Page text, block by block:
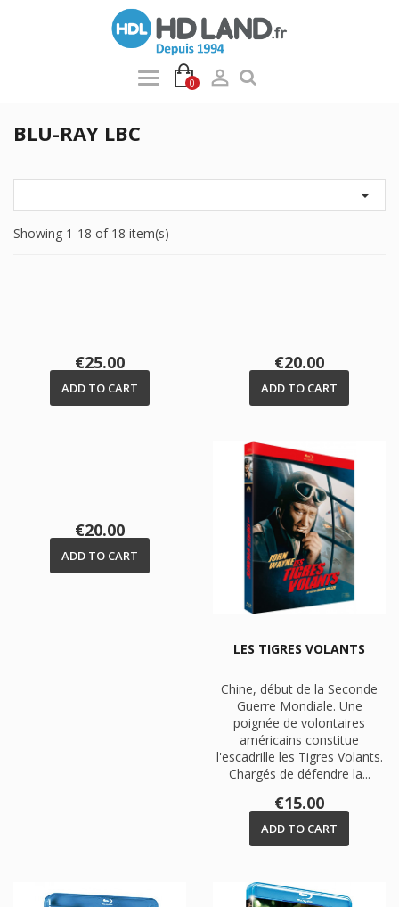
0 
BLU-RAY LBC

Showing 1-18 of 18 item(s)
Price
€25.00
ADD TO CART
Price
€20.00
ADD TO CART
Price
€20.00
ADD TO CART
LES TIGRES VOLANTS
Chine, début de la Seconde
Guerre Mondiale. Une
poignée de volontaires
américains constitue
l'escadrille les Tigres Volants.
Chargés de défendre la...
Price
€15.00
ADD TO CART